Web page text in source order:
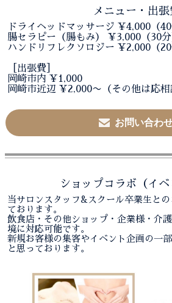
メニュー・出張
ドライヘッドマッサージ ¥4,000（40
腸セラピー（腸もみ） ¥3,000（30分
ハンドリフレクソロジー ¥2,000（20
［出張費］
岡崎市内 ¥1,000
岡崎市近辺 ¥2,000〜（その他は応相
お問い合わ
ショップコラボ（イベ
当サロンスタッフ&スクール卒業生と
ております。
飲食店・その他ショップ・企業様・介
境に対応可能です。
新規お客様の集客やイベント企画の一
と思っております。